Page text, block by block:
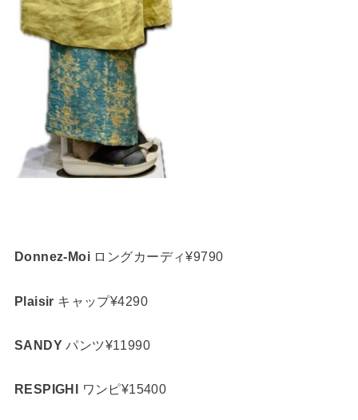
Donnez-Moi ロングカーディ¥9790
Plaisir キャップ¥4290
SANDYパンツ¥11990
RESPIGHI ワンピ¥15400